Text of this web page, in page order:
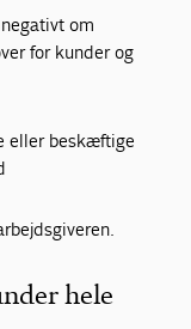
om
for kunder og
eller beskæftige
hele